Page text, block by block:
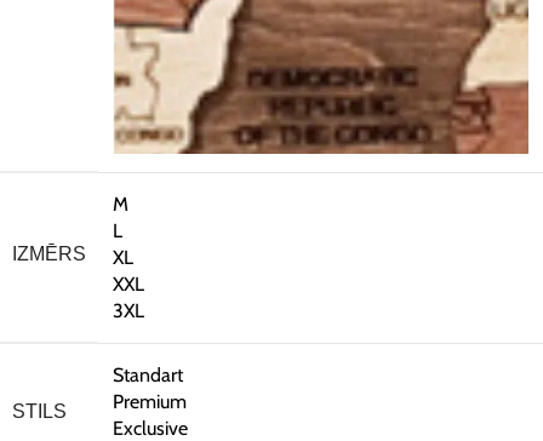
IZMĒRS
M
L
XL
XXL
3XL
STILS
Standart
Premium
Exclusive